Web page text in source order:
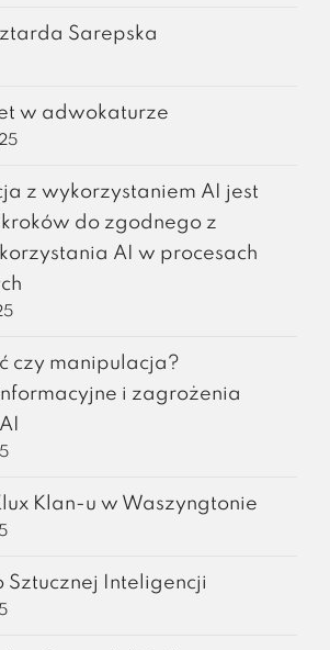
Sarepska
w adwokaturze
z wykorzystaniem AI jest
kroków do zgodnego z
AI w procesach
czy manipulacja?
i zagrożenia
Klan-u w Waszyngtonie
Sztucznej Inteligencji